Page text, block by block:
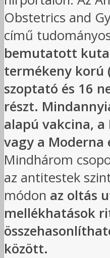
Obstetrics and
című
bemutatott
termékeny korú
szoptató és 16
részt.
alapú vakcina, a
vagy a
Mindhárom
az antitestek
módon az oltás
mellékhatások
között.